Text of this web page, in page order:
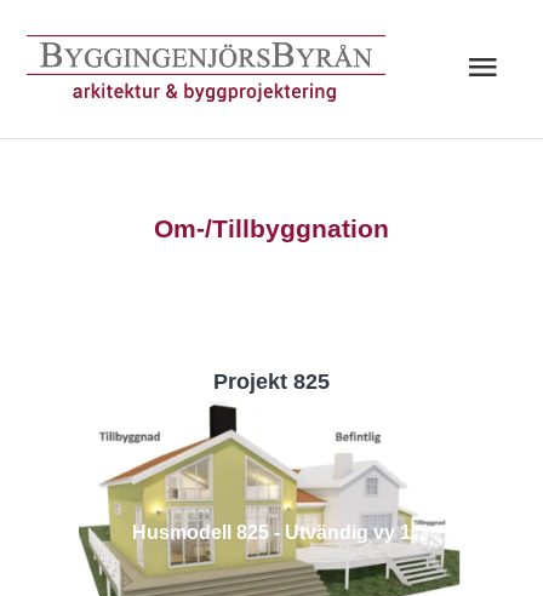
innehåll
Om-/Tillbyggnation
Projekt 825
Husmodell 825 - Utvändig vy 1